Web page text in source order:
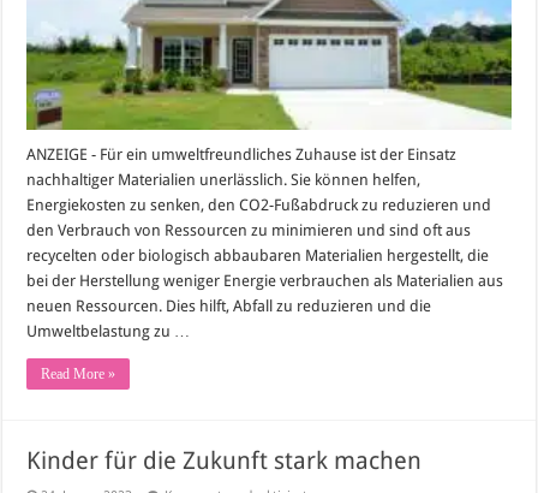
und
Ideen
ANZEIGE - Für ein umweltfreundliches Zuhause ist der Einsatz
nachhaltiger Materialien unerlässlich. Sie können helfen,
Energiekosten zu senken, den CO2-Fußabdruck zu reduzieren und
den Verbrauch von Ressourcen zu minimieren und sind oft aus
recycelten oder biologisch abbaubaren Materialien hergestellt, die
bei der Herstellung weniger Energie verbrauchen als Materialien aus
neuen Ressourcen. Dies hilft, Abfall zu reduzieren und die
Umweltbelastung zu …
Read More »
Kinder für die Zukunft stark machen